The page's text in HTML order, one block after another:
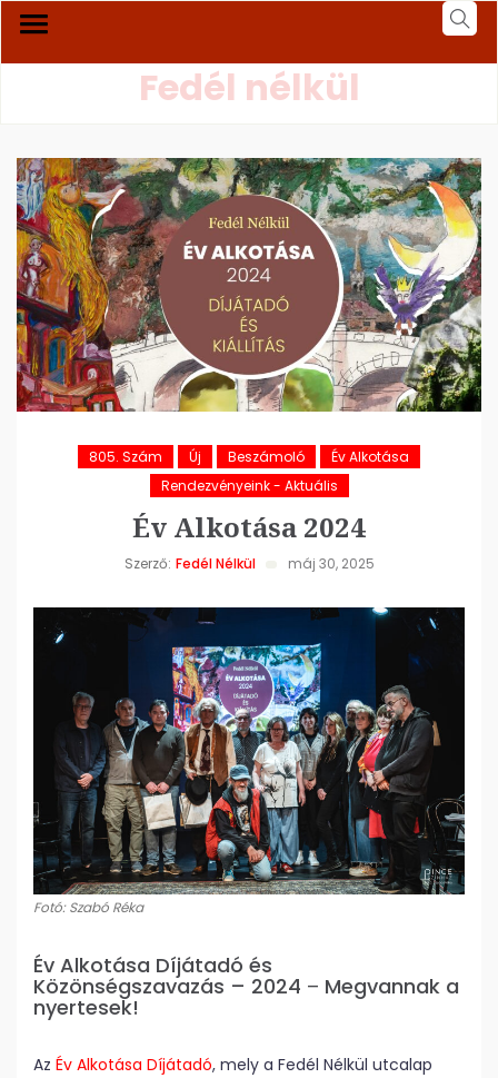
Fedél nélkül
805. Szám Új Beszámoló
Év Alkotása
Rendezvényeink - Aktuális
Év Alkotása 2024
Szerző: Fedél Nélkül máj 30, 2025
Fotó: Szabó Réka
Év Alkotása Díjátadó és
Közönségszavazás – 2024 – Megvannak a
nyertesek!
Az Év Alkotása Díjátadó, mely a Fedél Nélkül utcalap